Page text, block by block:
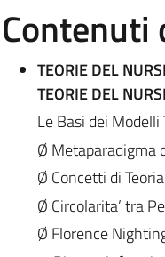
Contenuti
TEORIE DEL
TEORIE DEL
Le Basi dei
Ø Metaparadigma
Ø Concetti di
Ø Circolarita’ tra
Ø Florence